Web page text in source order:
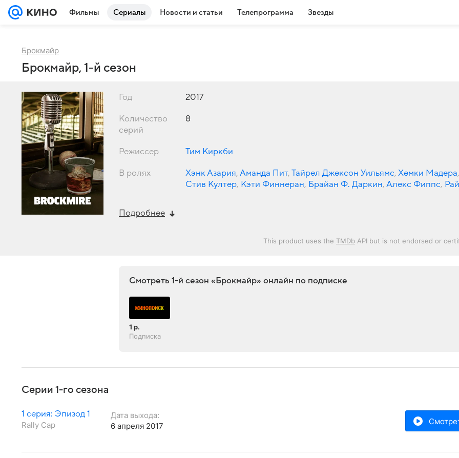
Фильмы Сериалы Новости и статьи Телепрограмма Звезды
Брокмайр
Брокмайр, 1-й сезон
Год 2017
Количество
серий
8
Режиссер Тим Киркби
В ролях Хэнк Азария, Аманда Пит, Тайрел Джексон Уильямс, Хемки Мадера,
Стив Култер, Кэти Финнеран, Брайан Ф. Даркин, Алекс Фиппс,
Подробнее
This product uses the TMDb API but is not endorsed or
Смотреть 1-й сезон «Брокмайр» онлайн по подписке
1 р.
Подписка
Серии 1-го сезона
1 серия: Эпизод 1
Rally Cap
Дата выхода:
6 апреля 2017